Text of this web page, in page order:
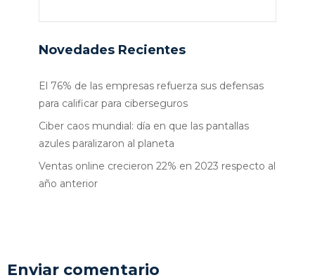
Novedades Recientes
El 76% de las empresas refuerza sus defensas
para calificar para ciberseguros
Ciber caos mundial: día en que las pantallas
azules paralizaron al planeta
Ventas online crecieron 22% en 2023 respecto al
año anterior
Enviar comentario